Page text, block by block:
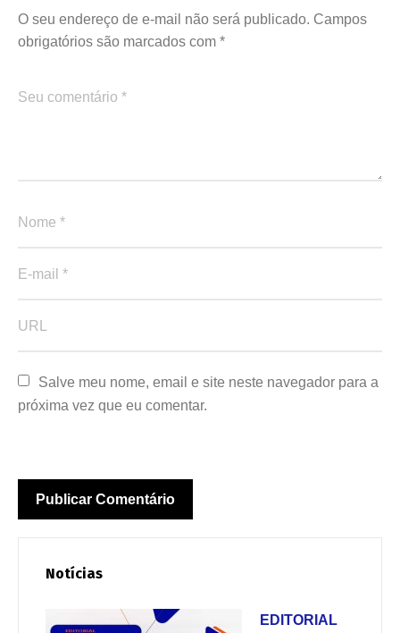
O seu endereço de e-mail não será publicado. Campos
obrigatórios são marcados com *
Salve meu nome, email e site neste navegador para a
próxima vez que eu comentar.
Notícias
EDITORIAL